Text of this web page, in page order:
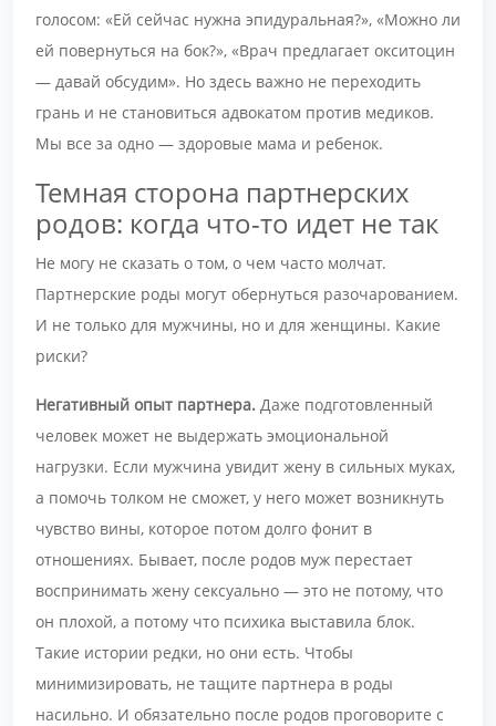
голосом: «Ей сейчас нужна эпидуральная?», «Можно ли
ей повернуться на бок?», «Врач предлагает окситоцин
— давай обсудим». Но здесь важно не переходить
грань и не становиться адвокатом против медиков.
Мы все за одно — здоровые мама и ребенок.
Темная сторона партнерских
родов: когда что-то идет не так
Не могу не сказать о том, о чем часто молчат.
Партнерские роды могут обернуться разочарованием.
И не только для мужчины, но и для женщины. Какие
риски?
Негативный опыт партнера. Даже подготовленный
человек может не выдержать эмоциональной
нагрузки. Если мужчина увидит жену в сильных муках,
а помочь толком не сможет, у него может возникнуть
чувство вины, которое потом долго фонит в
отношениях. Бывает, после родов муж перестает
воспринимать жену сексуально — это не потому, что
он плохой, а потому что психика выставила блок.
Такие истории редки, но они есть. Чтобы
минимизировать, не тащите партнера в роды
насильно. И обязательно после родов проговорите с